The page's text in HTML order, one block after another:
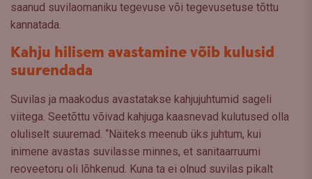
saanud suvilaomaniku tegevuse või tegevusetuse tõttu
kannatada.
Kahju hilisem avastamine võib kulusid
suurendada
Suvilas ja maakodus avastatakse kahjujuhtumid sageli
viitega. Seetõttu võivad kahjuga kaasnevad kulutused olla
oluliselt suuremad. “Näiteks meenub üks juhtum, kui
inimene avastas suvilasse minnes, et sanitaarruumi
reoveetoru oli lõhkenud. Kuna ta ei olnud suvilas pikalt